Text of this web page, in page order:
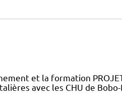
et la formation
avec les CHU de